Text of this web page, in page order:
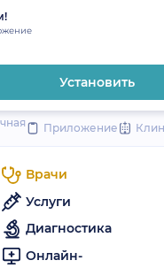
Установить
Приложение
Врачи
Услуги
Диагностика
Онлайн-